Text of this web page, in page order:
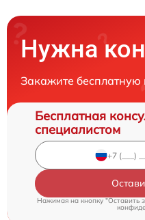
Нужна
Закажите бесплатную
Бесплатная
специалистом
Нажимая на кнопку "Оставить